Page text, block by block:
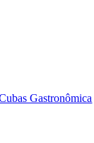
Gastronômica